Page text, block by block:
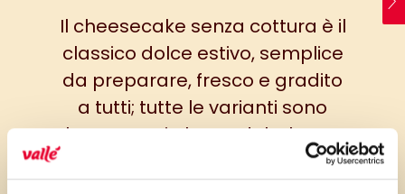
Il cheesecake senza cottura è il
classico dolce estivo, semplice
da preparare, fresco e gradito
a tutti; tutte le varianti sono
buone ma io ho un debole per
l’accoppiata cocco-lime e ho